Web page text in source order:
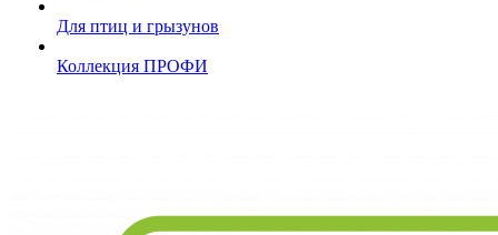
Для птиц и грызунов
Коллекция ПРОФИ